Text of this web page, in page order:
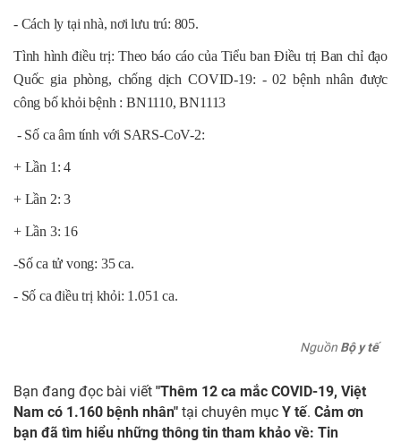
- Cách ly tại nhà, nơi lưu trú: 805.
Tình hình điều trị: Theo báo cáo của Tiểu ban Điều trị Ban chỉ đạo
Quốc gia phòng, chống dịch COVID-19: - 02 bệnh nhân được
công bố khỏi bệnh : BN1110, BN1113
- Số ca âm tính với SARS-CoV-2:
+ Lần 1: 4
+ Lần 2: 3
+ Lần 3: 16
-Số ca tử vong: 35 ca.
- Số ca điều trị khỏi: 1.051 ca.
Nguồn Bộ y tế
Bạn đang đọc bài viết "Thêm 12 ca mắc COVID-19, Việt
Nam có 1.160 bệnh nhân" tại chuyên mục Y tế. Cảm ơn
bạn đã tìm hiểu những thông tin tham khảo về: Tin